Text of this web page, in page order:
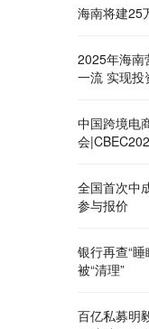
海南将建25
2025年海南
一流 实现投
中国跨境电
会
全国首次中
参与报价
银行再查“
被“清理”
百亿私募明